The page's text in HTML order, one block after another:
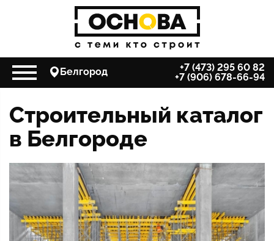
Белгород
+7 (473) 295 60 82
+7 (906) 678-66-94
Строительный каталог
в Белгороде